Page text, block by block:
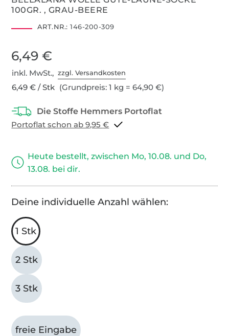
100GR. , GRAU-BEERE
ART.NR.: 146-200-309
6,49 €
inkl. MwSt.,zzgl. Versandkosten
6,49 € / Stk (Grundpreis: 1 kg = 64,90 €)
Portoflat schon ab 9,95 €
Heute bestellt, zwischen Mo, 10.08. und Do,
13.08. bei dir.
Deine individuelle Anzahl wählen:
1 Stk
2 Stk
3 Stk
freie Eingabe